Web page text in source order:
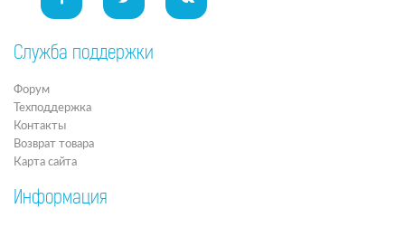
Служба поддержки
Форум
Техподдержка
Контакты
Возврат товара
Карта сайта
Информация